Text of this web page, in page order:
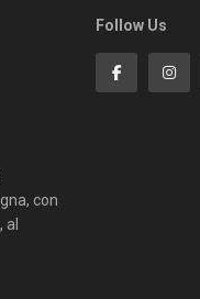
con
Follow Us